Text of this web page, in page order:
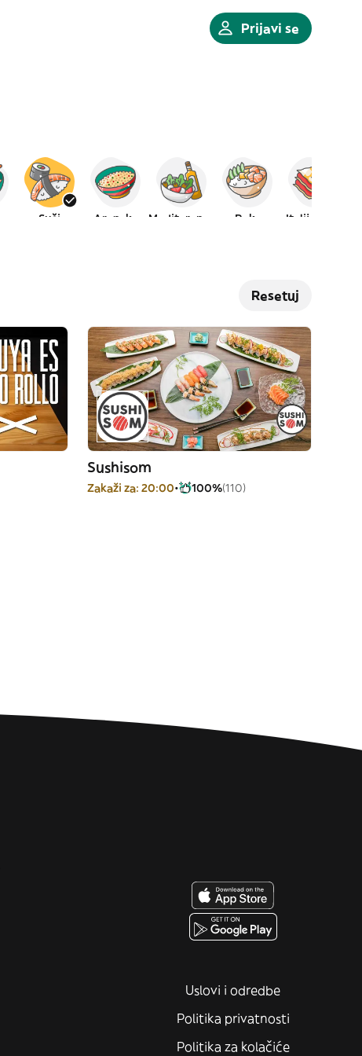
Prijavi se
Suši Arapska Poke Italijanska
Resetuj
Sushisom
Zakaži za: 20:00 100%(110)
Uslovi i odredbe
Politika privatnosti
Politika za kolačiće